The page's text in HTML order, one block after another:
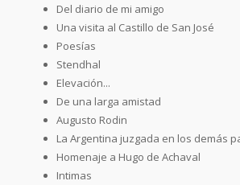
Del diario de mi amigo
Una visita al Castillo de San José
Poesías
Stendhal
Elevación...
De una larga amistad
Augusto Rodin
La Argentina juzgada en los demás
Homenaje a Hugo de Achaval
Intimas